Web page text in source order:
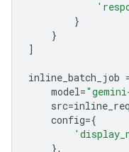
}
}
]
inline_batch_job
model=
src=
config={
},